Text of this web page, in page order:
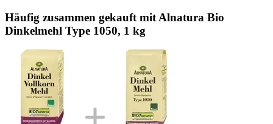
Häufig zusammen gekauft mit Alnatura Bio
Dinkelmehl Type 1050, 1 kg